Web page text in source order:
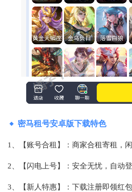
密马租号安卓版下载特色
1、【账号合租】：商家合租寄租，
2、【闪电上号】：安全无忧，自动
3、【新人特惠】：下载注册即领红